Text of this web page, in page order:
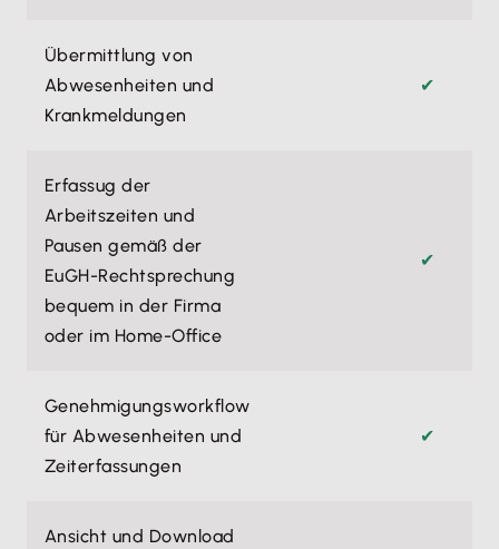
Übermittlung von
Abwesenheiten und
Krankmeldungen
✔
Erfassug der
Arbeitszeiten und
Pausen gemäß der
EuGH-Rechtsprechung
bequem in der Firma
oder im Home-Office
✔
Genehmigungsworkflow
für Abwesenheiten und
Zeiterfassungen
✔
Ansicht und Download